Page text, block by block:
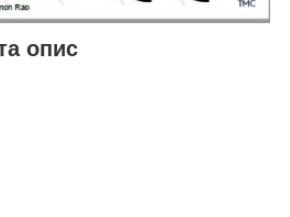
опис